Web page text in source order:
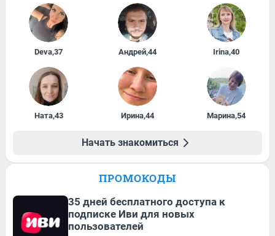
Deva,37 Андрей,44 Irina,40
Ната,43 Ирина,44 Марина,54
Начать знакомиться
ПРОМОКОДЫ
35 дней бесплатного доступа к
подписке Иви для новых
пользователей